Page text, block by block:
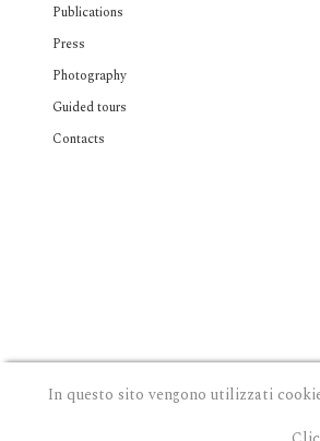
Publications
Press
Photography
Guided tours
Contacts
In questo sito vengono utilizzati